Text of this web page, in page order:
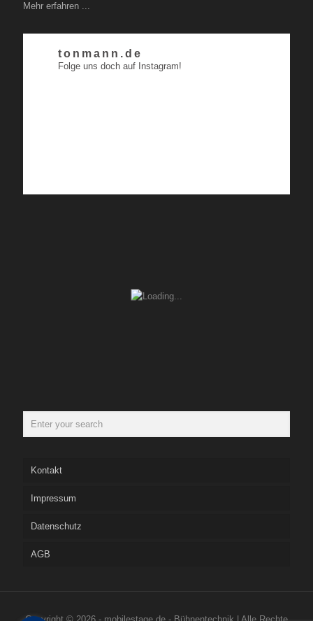
Mehr erfahren ...
tonmann.de
Folge uns doch auf Instagram!
Kontakt
Impressum
Datenschutz
AGB